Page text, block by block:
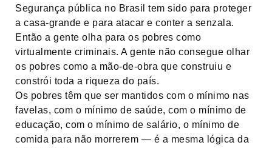
Segurança pública no Brasil tem sido para proteger
a casa-grande e para atacar e conter a senzala.
Então a gente olha para os pobres como
virtualmente criminais. A gente não consegue olhar
os pobres como a mão-de-obra que construiu e
constrói toda a riqueza do país.
Os pobres têm que ser mantidos com o mínimo nas
favelas, com o mínimo de saúde, com o mínimo de
educação, com o mínimo de salário, o mínimo de
comida para não morrerem — é a mesma lógica da